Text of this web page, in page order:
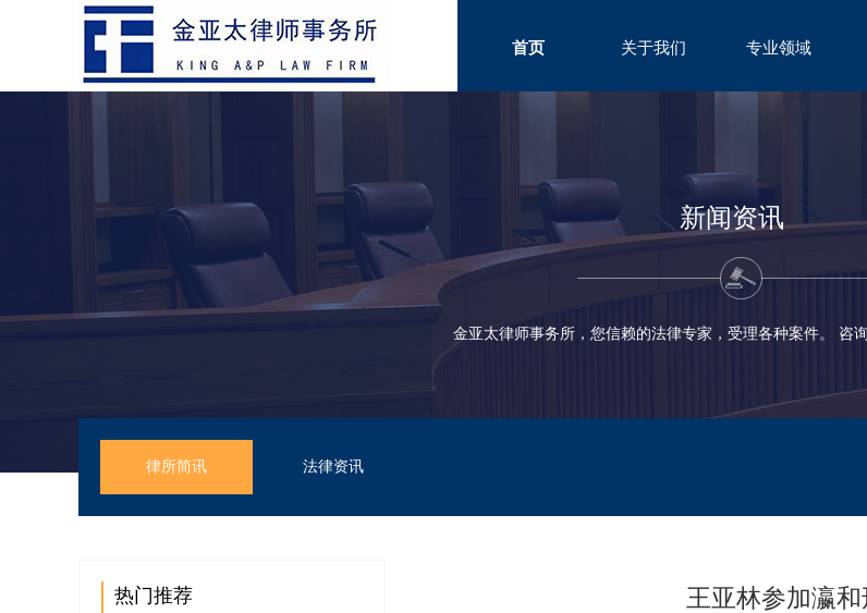
首页 关于我们
ABOUT
专业领域
FIELD
新闻资讯
金亚太律师事务所，您信赖的法律专家，受理各种案件。 咨
律所简讯 法律资讯
热门推荐 王亚林参加瀛